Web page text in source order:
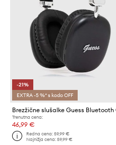
-21%
EXTRA -5 %* s kodo OFF
Trenutna cena:
46,99 €
Redna cena:59,99 €
Najnižja cena:59,99 €